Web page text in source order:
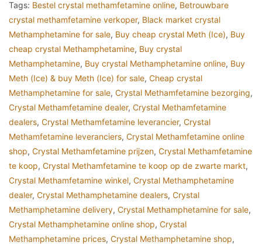
Tags: Bestel crystal methamfetamine online, Betrouwbare
crystal methamfetamine verkoper, Black market crystal
Methamphetamine for sale, Buy cheap crystal Meth (Ice), Buy
cheap crystal Methamphetamine, Buy crystal
Methamphetamine, Buy crystal Methamphetamine online, Buy
Meth (Ice) & buy Meth (Ice) for sale, Cheap crystal
Methamphetamine for sale, Crystal Methamfetamine bezorging,
Crystal Methamfetamine dealer, Crystal Methamfetamine
dealers, Crystal Methamfetamine leverancier, Crystal
Methamfetamine leveranciers, Crystal Methamfetamine online
shop, Crystal Methamfetamine prijzen, Crystal Methamfetamine
te koop, Crystal Methamfetamine te koop op de zwarte markt,
Crystal Methamfetamine winkel, Crystal Methamphetamine
dealer, Crystal Methamphetamine dealers, Crystal
Methamphetamine delivery, Crystal Methamphetamine for sale,
Crystal Methamphetamine online shop, Crystal
Methamphetamine prices, Crystal Methamphetamine shop,